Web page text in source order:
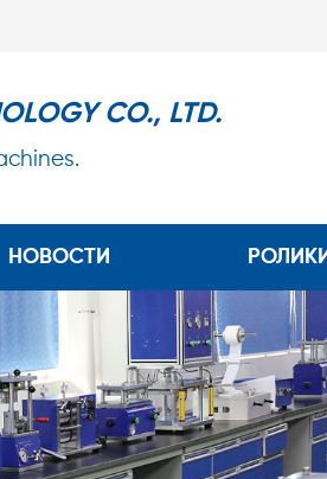
CO., LTD.
НОВОСТИ РОЛИКИ